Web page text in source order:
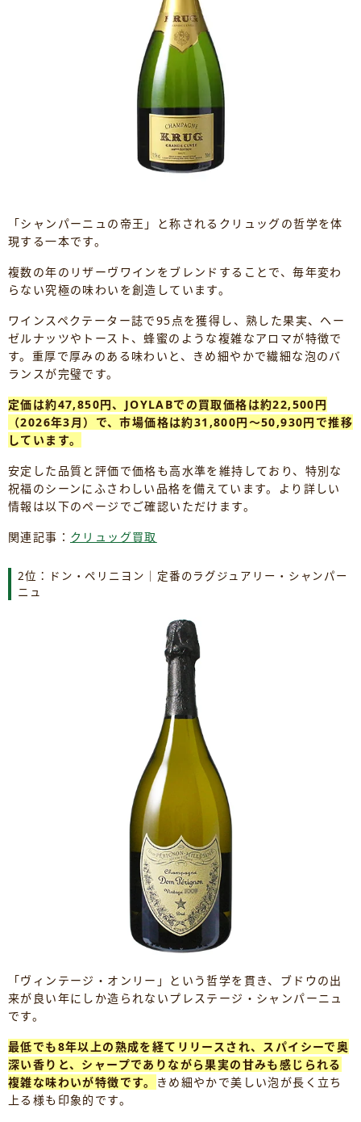
「シャンパーニュの帝王」と称されるクリュッグの哲学を体
現する一本です。
複数の年のリザーヴワインをブレンドすることで、毎年変わ
らない究極の味わいを創造しています。
ワインスペクテーター誌で95点を獲得し、熟した果実、ヘー
ゼルナッツやトースト、蜂蜜のような複雑なアロマが特徴で
す。重厚で厚みのある味わいと、きめ細やかで繊細な泡のバ
ランスが完璧です。
定価は約47,850円、JOYLABでの買取価格は約22,500円
（2026年3月）で、市場価格は約31,800円～50,930円で推移
しています。
安定した品質と評価で価格も高水準を維持しており、特別な
祝福のシーンにふさわしい品格を備えています。より詳しい
情報は以下のページでご確認いただけます。
関連記事： クリュッグ買取
2位：ドン・ペリニヨン｜定番のラグジュアリー・シャンパー
ニュ
「ヴィンテージ・オンリー」という哲学を貫き、ブドウの出
来が良い年にしか造られないプレステージ・シャンパーニュ
です。
最低でも8年以上の熟成を経てリリースされ、スパイシーで奥
深い香りと、シャープでありながら果実の甘みも感じられる
複雑な味わいが特徴です。
きめ細やかで美しい泡が長く立ち
上る様も印象的です。